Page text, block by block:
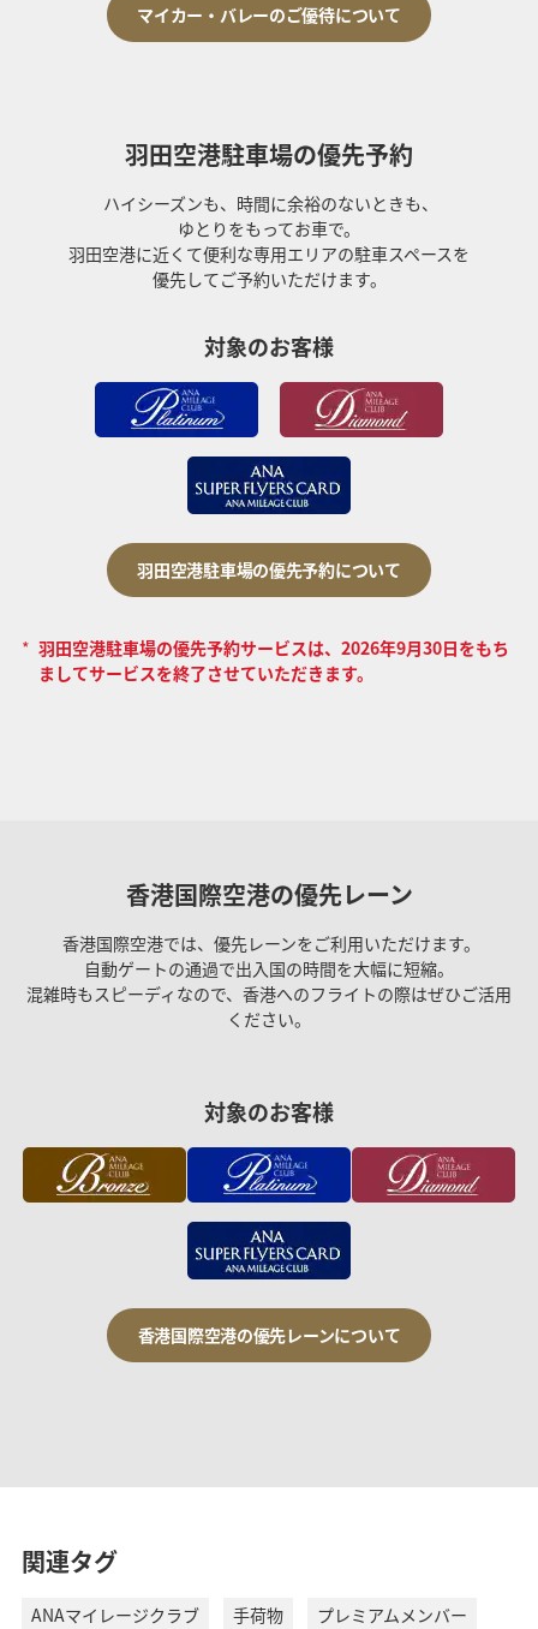
マイカー・バレーのご優待について
羽田空港駐車場の優先予約
ハイシーズンも、時間に余裕のないときも、
ゆとりをもってお車で。
羽田空港に近くて便利な専用エリアの駐車スペースを
優先してご予約いただけます。
対象のお客様
羽田空港駐車場の優先予約について
* 羽田空港駐車場の優先予約サービスは、2026年9月30日をもち
ましてサービスを終了させていただきます。
香港国際空港の優先レーン
香港国際空港では、優先レーンをご利用いただけます。
自動ゲートの通過で出入国の時間を大幅に短縮。
混雑時もスピーディなので、香港へのフライトの際はぜひご活用
ください。
対象のお客様
香港国際空港の優先レーンについて
関連タグ
ANAマイレージクラブ 手荷物
プレミアムメンバー